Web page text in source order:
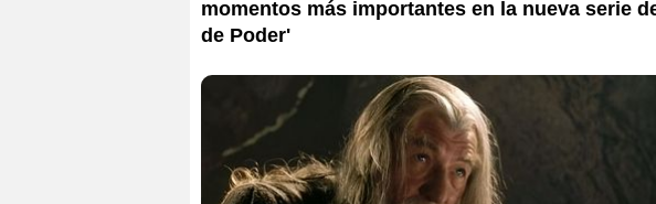
momentos más importantes en la nueva serie
de Poder'